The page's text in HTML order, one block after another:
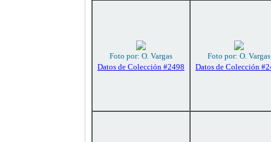
Foto por: O. Vargas
Datos de Colección #2498
Foto por: O. Vargas
Datos de Colección